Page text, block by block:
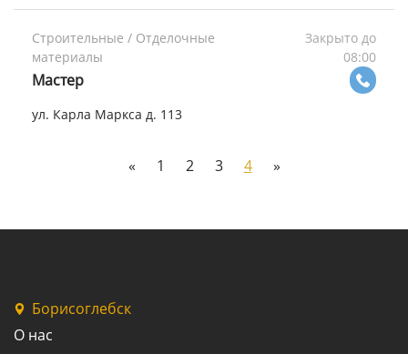
Строительные / Отделочные
материалы
Закрыто до
08:00
Мастер
ул. Карла Маркса д. 113
« 1 2 3 4 »
Борисоглебск
О нас